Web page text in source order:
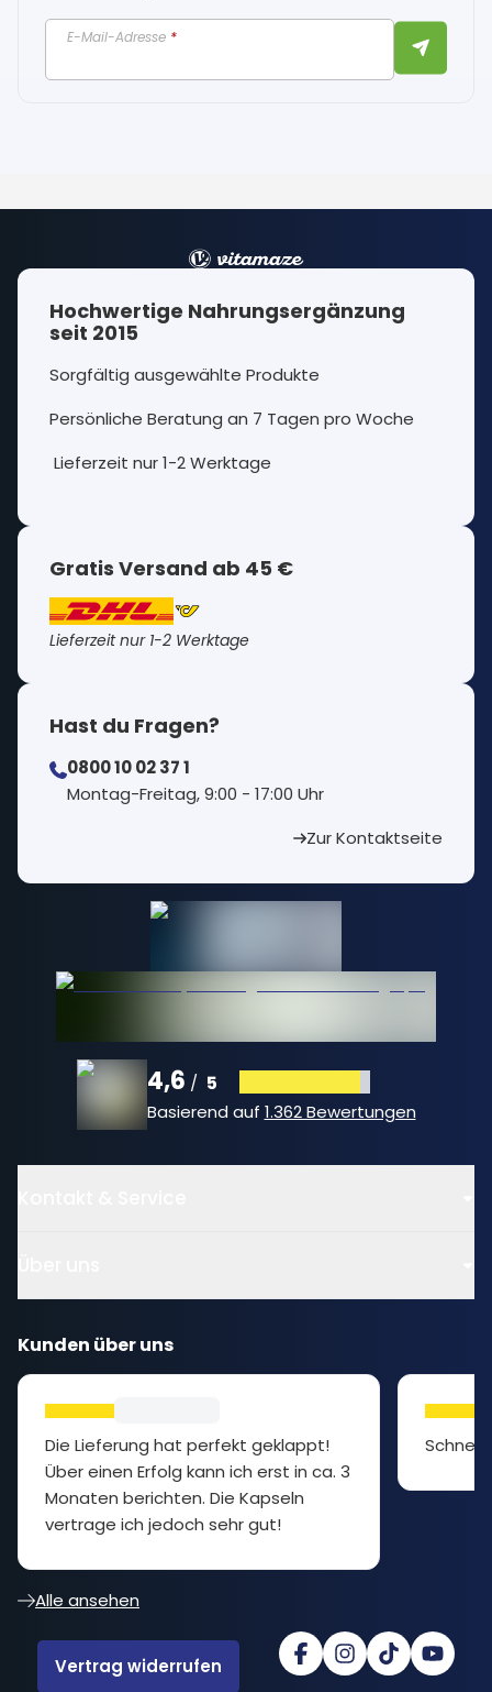
E-Mail-Adresse *
Hochwertige Nahrungsergänzung
seit 2015
Sorgfältig ausgewählte Produkte
Persönliche Beratung an 7 Tagen pro Woche
Lieferzeit nur 1-2 Werktage
Gratis Versand ab 45 €
Lieferzeit nur 1-2 Werktage
Hast du Fragen?
0800 10 02 37 1
⁠Montag-Freitag, 9:00 - 17:00 Uhr
Zur Kontaktseite
4,6 / 5
Basierend auf 1.362 Bewertungen
Kunden über uns
Die Lieferung hat perfekt geklappt!
Über einen Erfolg kann ich erst in ca. 3
Monaten berichten. Die Kapseln
vertrage ich jedoch sehr gut!
Schnell
Alle ansehen
Vertrag widerrufen